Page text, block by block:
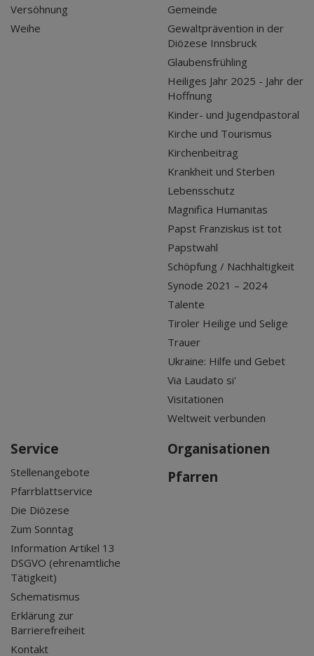
Versöhnung
Weihe
Gemeinde
Gewaltprävention in der
Diözese Innsbruck
Glaubensfrühling
Heiliges Jahr 2025 - Jahr der
Hoffnung
Kinder- und Jugendpastoral
Kirche und Tourismus
Kirchenbeitrag
Krankheit und Sterben
Lebensschutz
Magnifica Humanitas
Papst Franziskus ist tot
Papstwahl
Schöpfung / Nachhaltigkeit
Synode 2021 – 2024
Talente
Tiroler Heilige und Selige
Trauer
Ukraine: Hilfe und Gebet
Via Laudato si'
Visitationen
Weltweit verbunden
Service
Stellenangebote
Pfarrblattservice
Die Diözese
Zum Sonntag
Information Artikel 13
DSGVO (ehrenamtliche
Tätigkeit)
Schematismus
Erklärung zur
Barrierefreiheit
Kontakt
Organisationen
Pfarren